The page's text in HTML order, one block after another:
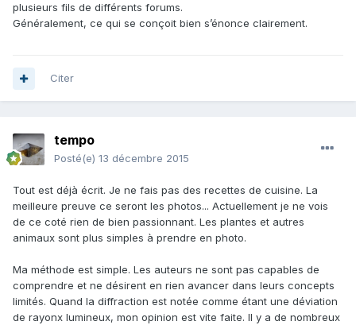
plusieurs fils de différents forums.
Généralement, ce qui se conçoit bien s’énonce clairement.
Citer
tempo
Posté(e) 13 décembre 2015
Tout est déjà écrit. Je ne fais pas des recettes de cuisine. La
meilleure preuve ce seront les photos... Actuellement je ne vois
de ce coté rien de bien passionnant. Les plantes et autres
animaux sont plus simples à prendre en photo.
Ma méthode est simple. Les auteurs ne sont pas capables de
comprendre et ne désirent en rien avancer dans leurs concepts
limités. Quand la diffraction est notée comme étant une déviation
de rayonx lumineux, mon opinion est vite faite. Il y a de nombreux